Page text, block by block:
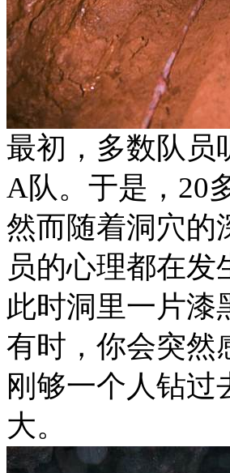
最初，多数队员
A队。于是，20
然而随着洞穴的
员的心理都在发
此时洞里一片漆
有时，你会突然
刚够一个人钻
大。